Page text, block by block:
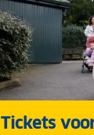
Tickets